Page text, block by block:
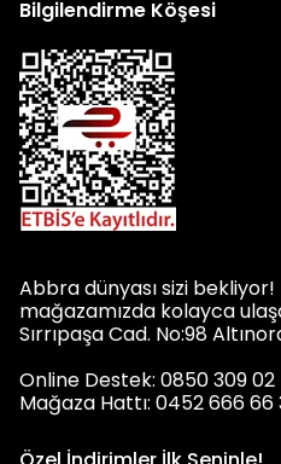
Bilgilendirme Köşesi
Abbra dünyası sizi
mağazamızda kolayca
Sırrıpaşa Cad. No:98
Online Destek: 0850 309 02
Mağaza Hattı: 0452 666 66